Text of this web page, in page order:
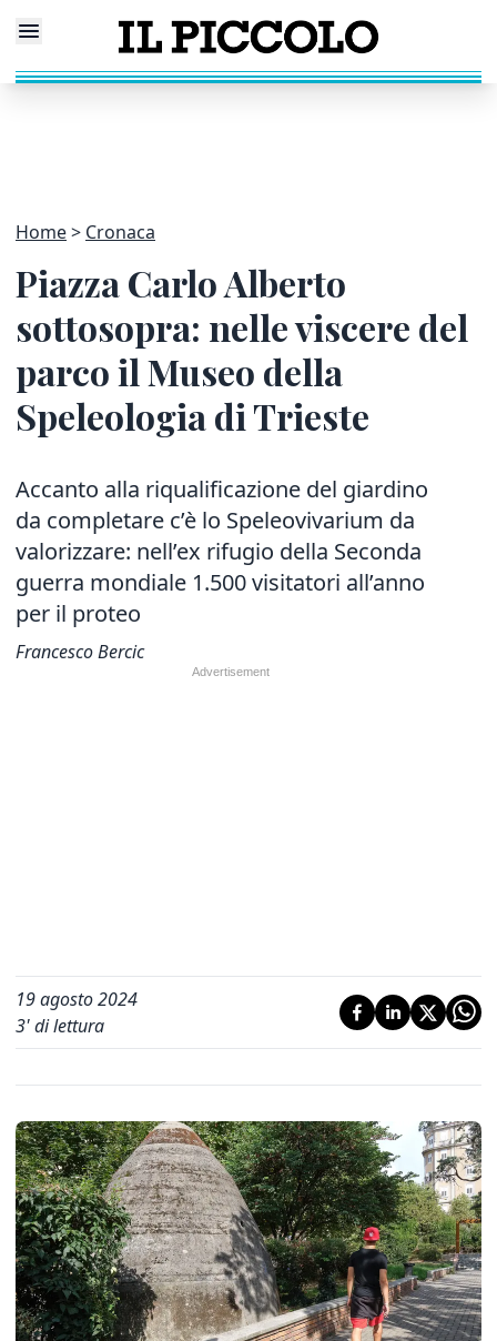
Home Cronaca
Piazza Carlo Alberto
sottosopra: nelle viscere del
parco il Museo della
Speleologia di Trieste
Accanto alla riqualificazione del giardino
da completare c’è lo Speleovivarium da
valorizzare: nell’ex rifugio della Seconda
guerra mondiale 1.500 visitatori all’anno
per il proteo
Francesco Bercic
19 agosto 2024
3' di lettura